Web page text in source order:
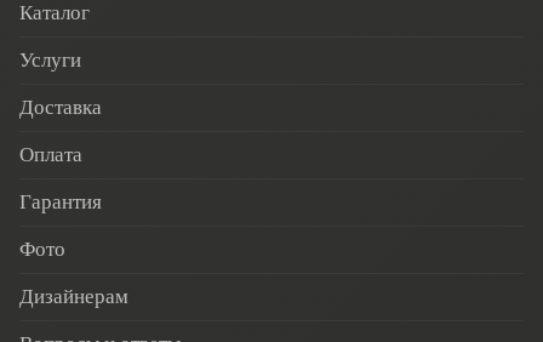
Каталог
Услуги
Доставка
Оплата
Гарантия
Фото
Дизайнерам